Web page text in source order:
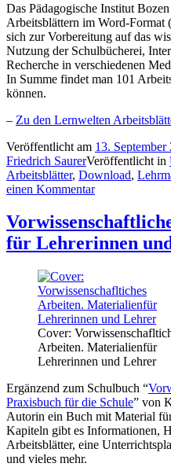
Das Pädagogische Institut
Arbeitsblättern im Word-
sich zur Vorbereitung auf das
Nutzung der Schulbücherei,
Recherche in verschiedenen
In Summe findet man 101
können.
– Zu den Lernwelten
Veröffentlicht am 13. September
Friedrich SaurerVeröffentlicht in
Arbeitsblätter, Download,
einen Kommentar
für Lehrerinnen
Cover:
Arbeiten. Materialienfür
Lehrerinnen und Lehrer
Ergänzend zum Schulbuch “
Praxisbuch für die Schule” von
Autorin ein Buch mit Material
Kapiteln gibt es Informationen,
Arbeitsblätter, eine
und vieles mehr.